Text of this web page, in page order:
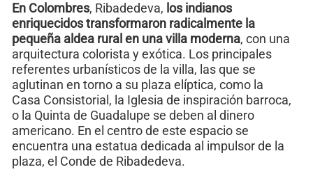
En Colombres, Ribadedeva, los indianos
enriquecidos transformaron radicalmente la
pequeña aldea rural en una villa moderna, con una
arquitectura colorista y exótica. Los principales
referentes urbanísticos de la villa, las que se
aglutinan en torno a su plaza elíptica, como la
Casa Consistorial, la Iglesia de inspiración barroca,
o la Quinta de Guadalupe se deben al dinero
americano. En el centro de este espacio se
encuentra una estatua dedicada al impulsor de la
plaza, el Conde de Ribadedeva.